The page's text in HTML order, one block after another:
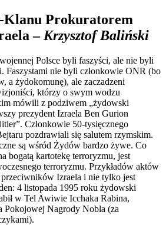
Prokuratorem
– Krzysztof Baliński
Polsce byli faszyści, ale nie byli
nie byli członkowie ONR (bo
a żydokomunę), ale zaczadzeni
którzy o swym wodzu
mówili z podziwem „żydowski
prezydent Izraela Ben Gurion
Członkowie 50-tysięcznego
pozdrawiali się salutem rzymskim.
są wśród Żydów bardzo żywe. Co
bogatą kartotekę terroryzmu, jest
terroryzmu. Przykładów aktów
Izraela i nie tylko jest
4 listopada 1995 roku żydowski
w Tel Awiwie Icchaka Rabina,
Pokojowej Nagrody Nobla (za